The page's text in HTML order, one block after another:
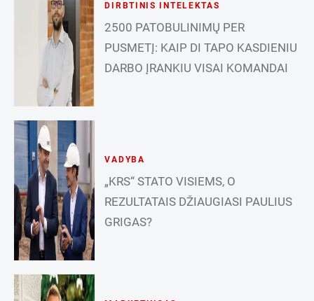
DIRBTINIS INTELEKTAS
2500 PATOBULINIMŲ PER
PUSMETĮ: KAIP DI TAPO KASDIENIU
DARBO ĮRANKIU VISAI KOMANDAI
VADYBA
„KRS“ STATO VISIEMS, O
REZULTATAIS DŽIAUGIASI PAULIUS
GRIGAS?